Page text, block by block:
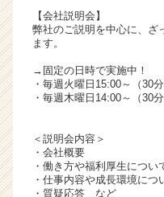
e
r）
【会社説明会】
弊社のご説明を中心に、ざ
ます。
→固定の日時で実施中！
・毎週火曜日15:00～（30分
・毎週木曜日14:00～（30分
＜説明会内容＞
・会社概要
・働き方や福利厚生につい
・仕事内容や成長環境につ
・質疑応答 など